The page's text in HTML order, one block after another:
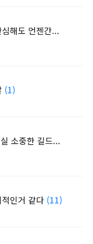
해도 언젠간...
(1)
소중한 길드...
인거 같다 (11)